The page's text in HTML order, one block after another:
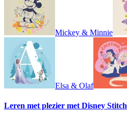
Mickey & Minnie
Elsa & Olaf
Leren met plezier met Disney Stitch